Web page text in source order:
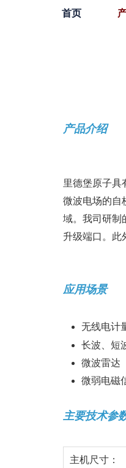
首页
产品介绍
里德堡原子具
微波电场的自
域。我司研制
升级端口。此
应用场景
无线电计
长波、短
微波雷达
微弱电磁
主要技术参
主机尺寸：